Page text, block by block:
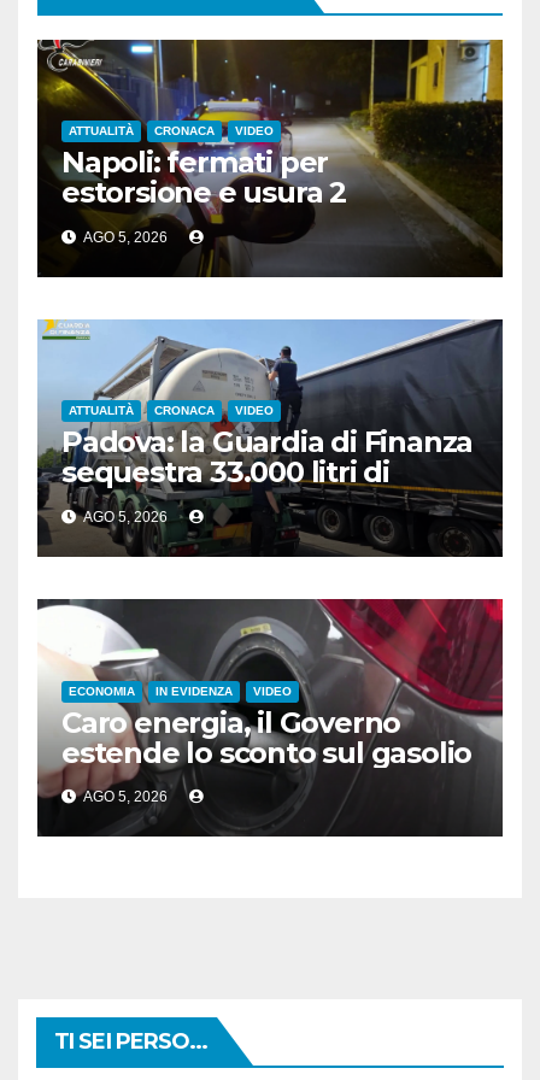
ATTUALITÀ CRONACA VIDEO
Napoli: fermati per
estorsione e usura 2
esponenti del clan Pagnozzi
AGO 5, 2026
ATTUALITÀ CRONACA VIDEO
Padova: la Guardia di Finanza
sequestra 33.000 litri di
carburante di contrabbando
AGO 5, 2026
ECONOMIA IN EVIDENZA VIDEO
Caro energia, il Governo
estende lo sconto sul gasolio
AGO 5, 2026
TI SEI PERSO...